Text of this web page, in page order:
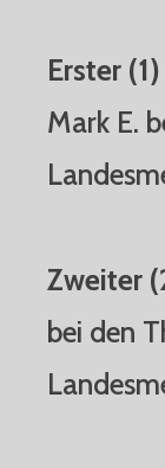
Erster
Mark E.
Zweiter
bei den